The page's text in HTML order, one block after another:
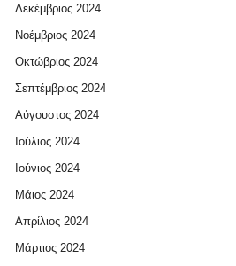
Δεκέμβριος 2024
Νοέμβριος 2024
Οκτώβριος 2024
Σεπτέμβριος 2024
Αύγουστος 2024
Ιούλιος 2024
Ιούνιος 2024
Μάιος 2024
Απρίλιος 2024
Μάρτιος 2024